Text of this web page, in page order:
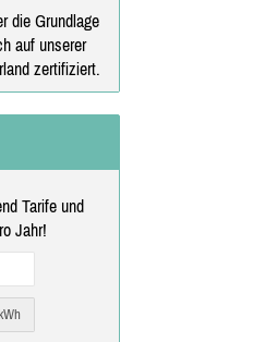
die Grundlage
auf unserer
zertifiziert.
Tarife und
Jahr!